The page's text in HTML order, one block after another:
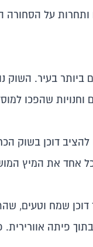
על הסחורה
ביותר בעיר.
שהפכו
דוכן בשוק
אחד את המיץ
שמח וטעים,
פיתה